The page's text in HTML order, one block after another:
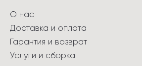
О нас
Доставка и оплата
Гарантия и возврат
Услуги и сборка